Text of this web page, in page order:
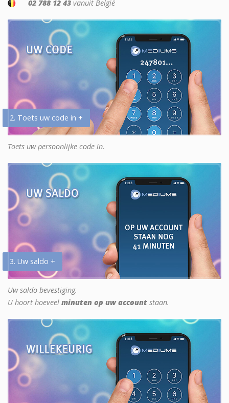
02 788 12 43 vanuit België
2. Toets uw code in +
Toets uw persoonlijke code in.
3. Uw saldo +
Uw saldo bevestiging.
U hoort hoeveel minuten op uw account staan.